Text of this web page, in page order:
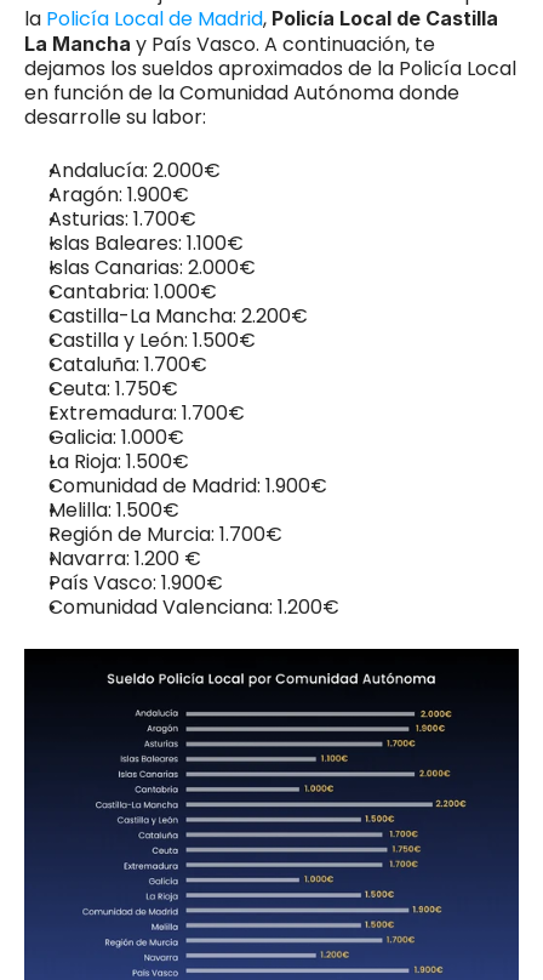
la Policía Local de Madrid, Policía Local de Castilla
La Mancha y País Vasco. A continuación, te
dejamos los sueldos aproximados de la Policía Local
en función de la Comunidad Autónoma donde
desarrolle su labor:
Andalucía: 2.000€
Aragón: 1.900€
Asturias: 1.700€
Islas Baleares: 1.100€
Islas Canarias: 2.000€
Cantabria: 1.000€
Castilla-La Mancha: 2.200€
Castilla y León: 1.500€
Cataluña: 1.700€
Ceuta: 1.750€
Extremadura: 1.700€
Galicia: 1.000€
La Rioja: 1.500€
Comunidad de Madrid: 1.900€
Melilla: 1.500€
Región de Murcia: 1.700€
Navarra: 1.200 €
País Vasco: 1.900€
Comunidad Valenciana: 1.200€